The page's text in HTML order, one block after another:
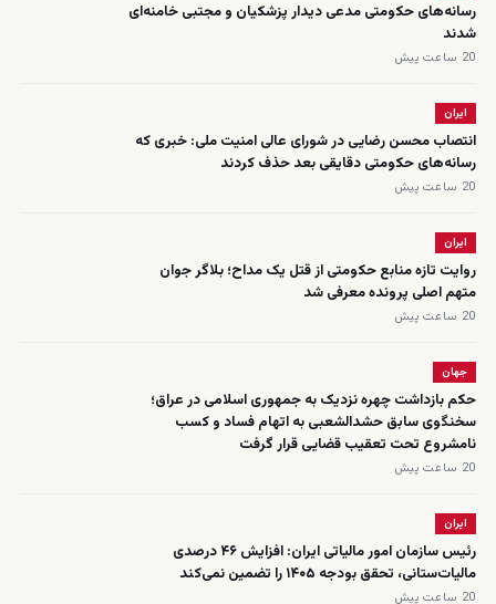
رسانه‌های حکومتی مدعی دیدار پزشکیان و مجتبی خامنه‌ای
شدند
20 ساعت پیش
ایران
انتصاب محسن رضایی در شورای عالی امنیت ملی: خبری که
رسانه‌های حکومتی دقایقی بعد حذف کردند
20 ساعت پیش
ایران
روایت تازه منابع حکومتی از قتل یک مداح؛ بلاگر جوان
متهم اصلی پرونده معرفی شد
20 ساعت پیش
جهان
حکم بازداشت چهره نزدیک به جمهوری اسلامی در عراق؛
سخنگوی سابق حشدالشعبی به اتهام فساد و کسب
نامشروع تحت تعقیب قضایی قرار گرفت
20 ساعت پیش
ایران
رئیس سازمان امور مالیاتی ایران: افزایش ۴۶ درصدی
مالیات‌ستانی، تحقق بودجه ۱۴۰۵ را تضمین نمی‌کند
20 ساعت پیش